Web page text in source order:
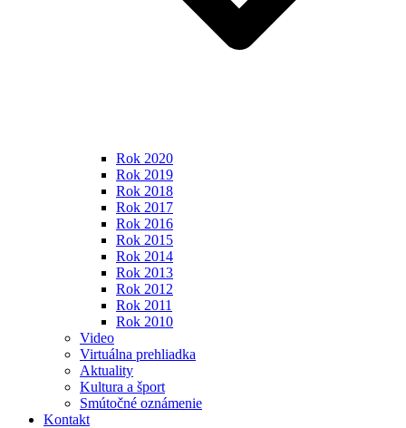
Rok 2020
Rok 2019
Rok 2018
Rok 2017
Rok 2016
Rok 2015
Rok 2014
Rok 2013
Rok 2012
Rok 2011
Rok 2010
Video
Virtuálna prehliadka
Aktuality
Kultura a šport
Smútočné oznámenie
Kontakt